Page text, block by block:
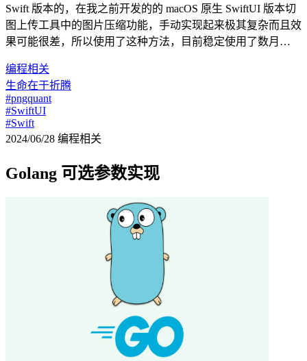
Swift 版本的，在我之前开发的的 macOS 原生 SwiftUI 版本切
图上传工具中的图片压缩功能，手动实现起来极其复杂而且效
果可能很差，所以使用了这种方法，目前稳定使用了数月…
编程相关
生命在于折腾
#pngquant
#SwiftUI
#Swift
2024/06/28 编程相关
Golang 可选参数实现